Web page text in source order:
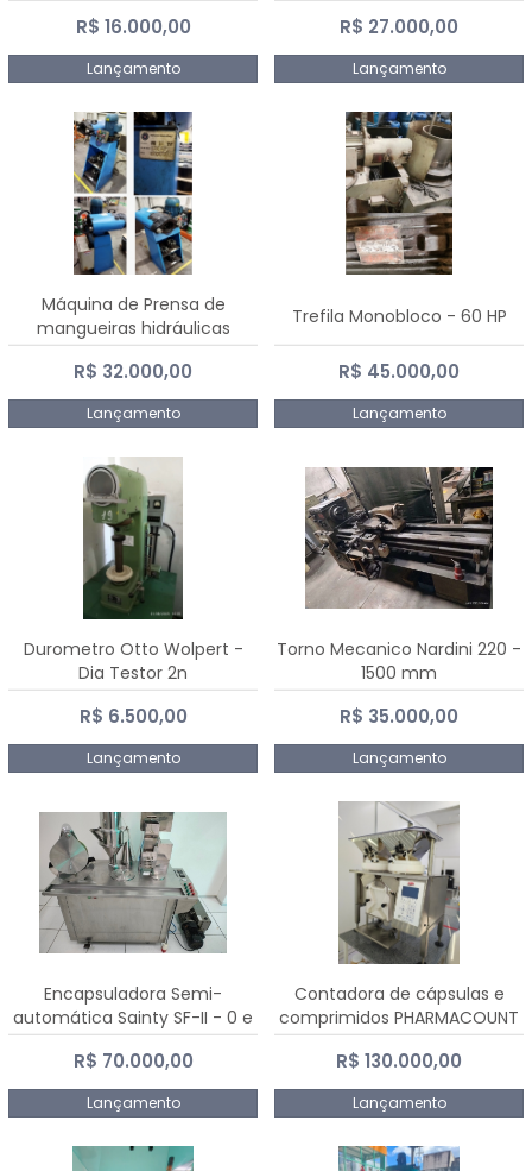
R$ 16.000,00
Lançamento
R$ 27.000,00
Lançamento
Máquina de Prensa de
mangueiras hidráulicas
PE50TF - 2017
R$ 32.000,00
Lançamento
Trefila Monobloco - 60 HP
R$ 45.000,00
Lançamento
Durometro Otto Wolpert -
Dia Testor 2n
R$ 6.500,00
Lançamento
Torno Mecanico Nardini 220 -
1500 mm
R$ 35.000,00
Lançamento
Encapsuladora Semi-
automática Sainty SF-II - 0 e
00
R$ 70.000,00
Lançamento
Contadora de cápsulas e
comprimidos PHARMACOUNT
- 2-2R3
R$ 130.000,00
Lançamento